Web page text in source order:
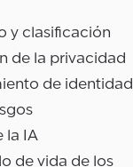
y clasificación
de la privacidad
de identidad
la IA
de vida de los